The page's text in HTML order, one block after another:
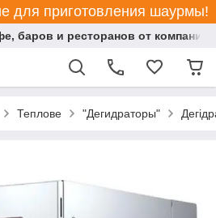
для приготовления шаурмы!
баров и ресторанов от компании
Теплове "Дегидраторы"